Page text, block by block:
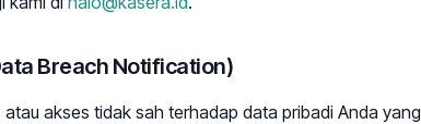
Breach Notification)
akses tidak sah terhadap data pribadi Anda yang